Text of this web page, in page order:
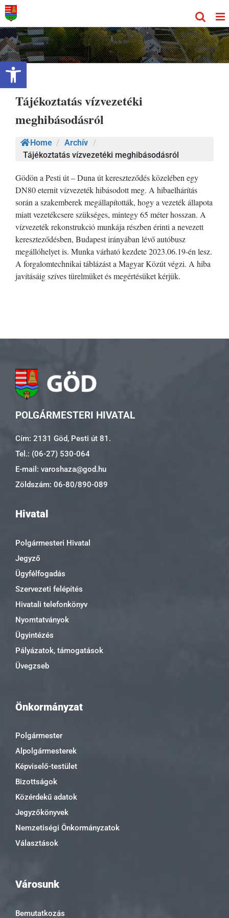
Eszköztár megnyitása
Kihagyás
Tájékoztatás vízvezetéki
meghibásodásról
Home / Archív /
Tájékoztatás vízvezetéki meghibásodásról
Gödön a Pesti út – Duna út kereszteződés közelében egy
DN80 eternit vízvezeték hibásodott meg. A hibaelhárítás
során a szakemberek megállapították, hogy a vezeték állapota
miatt vezetékcsere szükséges, mintegy 65 méter hosszan. A
vízvezeték rekonstrukció munkája részben érinti a nevezett
kereszteződésben, Budapest irányában lévő autóbusz
megállóhelyet is. Munka várható kezdete 2023.06.19-én lesz.
A forgalomtechnikai táblázást a Magyar Közút végzi. A hiba
javításáig szíves türelmüket és megértésüket kérjük.
POLGÁRMESTERI HIVATAL
Cím: 2131 Göd, Pesti út 81.
Tel.: (06-27) 530-064
E-mail: varoshaza@god.hu
Zöldszám: 06-80/890-089
Hivatal
Polgármesteri Hivatal
Jegyző
Ügyfélfogadás
Szervezeti felépítés
Hivatali telefonkönyv
Nyomtatványok
Ügyintézés
Pályázatok, támogatások
Üvegzseb
Önkormányzat
Polgármester
Alpolgármesterek
Képviselő-testület
Bizottságok
Közérdekű adatok
Jegyzőkönyvek
Nemzetiségi Önkormányzatok
Választások
Városunk
Bemutatkozás